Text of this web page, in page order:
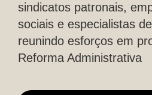
sindicatos patronais,
sociais e especialistas
reunindo esforços em
Reforma Administrativa